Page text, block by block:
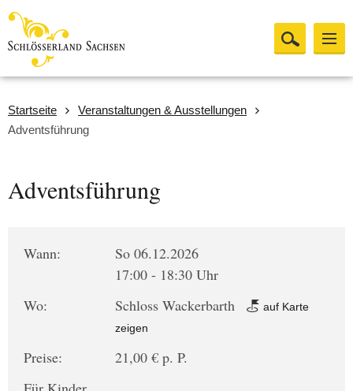
Startseite
Veranstaltungen & Ausstellungen
Adventsführung
Adventsführung
Wann:
So 06.12.2026
17:00 - 18:30 Uhr
Wo:
Schloss Wackerbarth
auf Karte
zeigen
Preise:
21,00 € p. P.